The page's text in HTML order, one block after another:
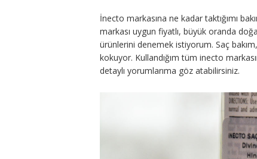
İnecto markasına ne kadar taktığımı
markası uygun fiyatlı, büyük oranda
ürünlerini denemek istiyorum. Saç
kokuyor. Kullandığım tüm inecto
detaylı yorumlarıma göz atabilirsiniz.